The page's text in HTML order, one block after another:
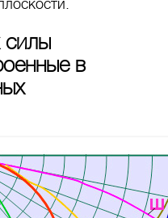
силы
в